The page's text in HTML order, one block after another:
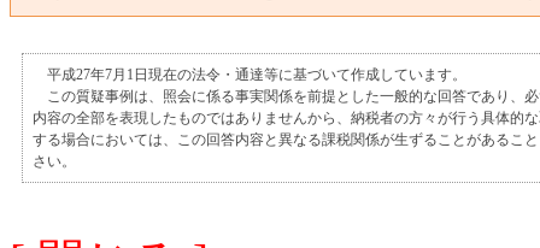
平成27年7月1日現在の法令・通達等に基づいて作成しています。
この質疑事例は、照会に係る事実関係を前提とした一般的な回答であり、
内容の全部を表現したものではありませんから、納税者の方々が行う具体的
する場合においては、この回答内容と異なる課税関係が生ずることがあるこ
さい。